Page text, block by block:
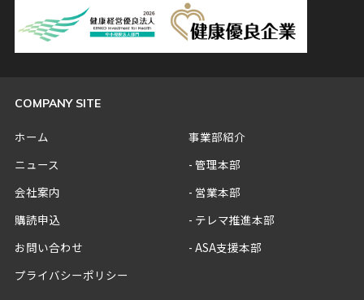
COMPANY SITE
ホーム
ニュース
会社案内
購読申込
お問い合わせ
プライバシーポリシー
事業部紹介
管理本部
営業本部
テレマ推進本部
ASA支援本部